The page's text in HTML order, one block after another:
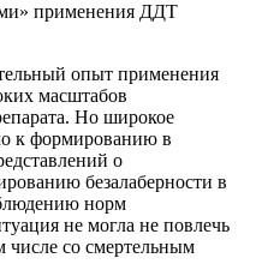
применения ДДТ
опыт применения
масштабов
Но широкое
к формированию в
о
безалаберности в
норм
не могла не повлечь
числе со смертельным